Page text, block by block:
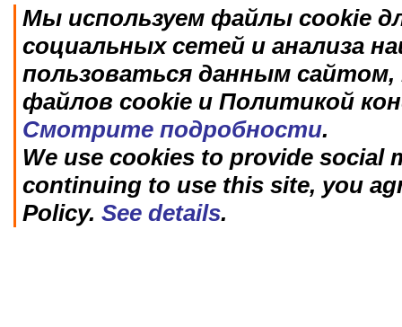
Мы используем файлы cookie
социальных сетей и анализа
пользоваться данным
файлов cookie и Политикой
Смотрите подробности.
We use cookies to provide social
continuing to use this site, you
Policy. See details.